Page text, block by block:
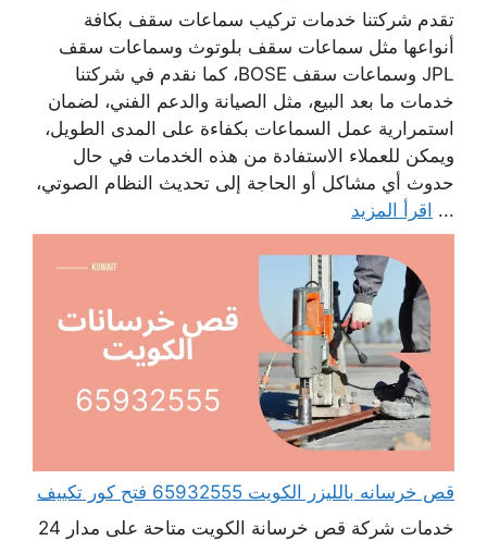
تقدم شركتنا خدمات تركيب سماعات سقف بكافة
أنواعها مثل سماعات سقف بلوتوث وسماعات سقف
JPL وسماعات سقف BOSE، كما نقدم في شركتنا
خدمات ما بعد البيع، مثل الصيانة والدعم الفني، لضمان
استمرارية عمل السماعات بكفاءة على المدى الطويل،
ويمكن للعملاء الاستفادة من هذه الخدمات في حال
حدوث أي مشاكل أو الحاجة إلى تحديث النظام الصوتي،
... اقرأ المزيد
قص خرسانه بالليزر الكويت 65932555 فتح كور تكييف
خدمات شركة قص خرسانة الكويت متاحة على مدار 24